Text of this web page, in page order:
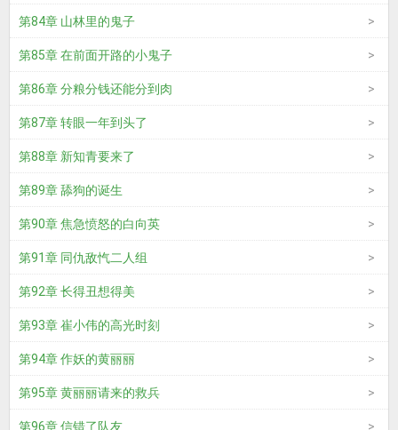
第84章 山林里的鬼子
第85章 在前面开路的小鬼子
第86章 分粮分钱还能分到肉
第87章 转眼一年到头了
第88章 新知青要来了
第89章 舔狗的诞生
第90章 焦急愤怒的白向英
第91章 同仇敌忾二人组
第92章 长得丑想得美
第93章 崔小伟的高光时刻
第94章 作妖的黄丽丽
第95章 黄丽丽请来的救兵
第96章 信错了队友